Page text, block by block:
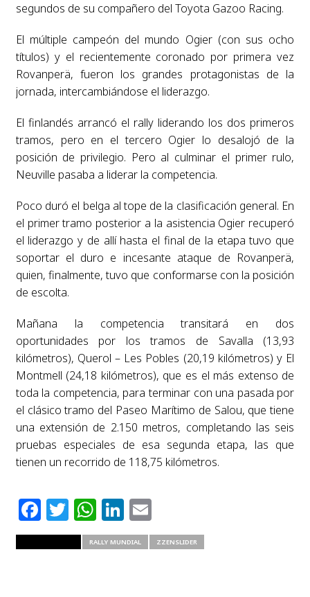
segundos de su compañero del Toyota Gazoo Racing.
El múltiple campeón del mundo Ogier (con sus ocho
títulos) y el recientemente coronado por primera vez
Rovanperä, fueron los grandes protagonistas de la
jornada, intercambiándose el liderazgo.
El finlandés arrancó el rally liderando los dos primeros
tramos, pero en el tercero Ogier lo desalojó de la
posición de privilegio. Pero al culminar el primer rulo,
Neuville pasaba a liderar la competencia.
Poco duró el belga al tope de la clasificación general. En
el primer tramo posterior a la asistencia Ogier recuperó
el liderazgo y de allí hasta el final de la etapa tuvo que
soportar el duro e incesante ataque de Rovanperä,
quien, finalmente, tuvo que conformarse con la posición
de escolta.
Mañana la competencia transitará en dos
oportunidades por los tramos de Savalla (13,93
kilómetros), Querol – Les Pobles (20,19 kilómetros) y El
Montmell (24,18 kilómetros), que es el más extenso de
toda la competencia, para terminar con una pasada por
el clásico tramo del Paseo Marítimo de Salou, que tiene
una extensión de 2.150 metros, completando las seis
pruebas especiales de esa segunda etapa, las que
tienen un recorrido de 118,75 kilómetros.
Facebook
Twitter
WhatsApp
LinkedIn
Email
RALLY MUNDIAL ZZENSLIDER